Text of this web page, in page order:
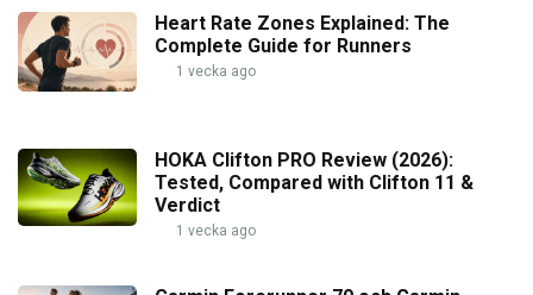
Heart Rate Zones Explained: The
Complete Guide for Runners
1 vecka ago
HOKA Clifton PRO Review (2026):
Tested, Compared with Clifton 11 &
Verdict
1 vecka ago